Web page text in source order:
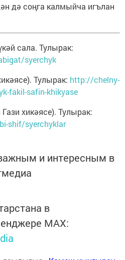
дә соңга калмыйча игълан
сала. Тулырак:
syerchyk
Тулырак: http://chelny-
fakil-safin-khikyase
хикәясе). Тулырак:
shif/syerchyklar
и интересным в
в
MАХ: